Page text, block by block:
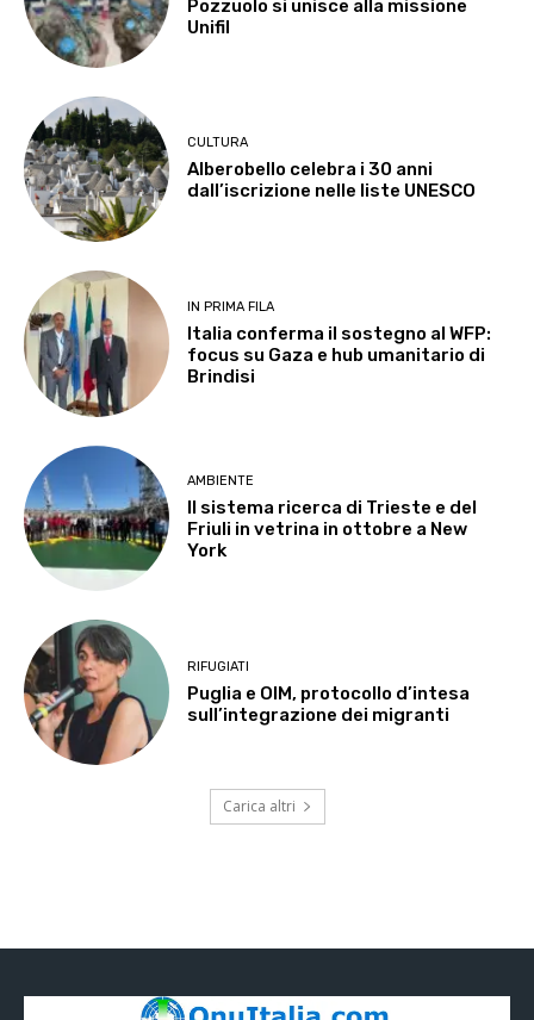
Pozzuolo si unisce alla missione
Unifil
CULTURA
Alberobello celebra i 30 anni
dall’iscrizione nelle liste UNESCO
IN PRIMA FILA
Italia conferma il sostegno al WFP:
focus su Gaza e hub umanitario di
Brindisi
AMBIENTE
Il sistema ricerca di Trieste e del
Friuli in vetrina in ottobre a New
York
RIFUGIATI
Puglia e OIM, protocollo d’intesa
sull’integrazione dei migranti
Carica altri